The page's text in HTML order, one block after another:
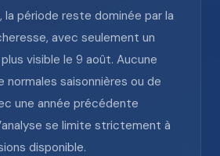
la période reste dominée par la
avec seulement un
visible le 9 août. Aucune
normales saisonnières ou de
une année précédente
se limite strictement à
disponible.